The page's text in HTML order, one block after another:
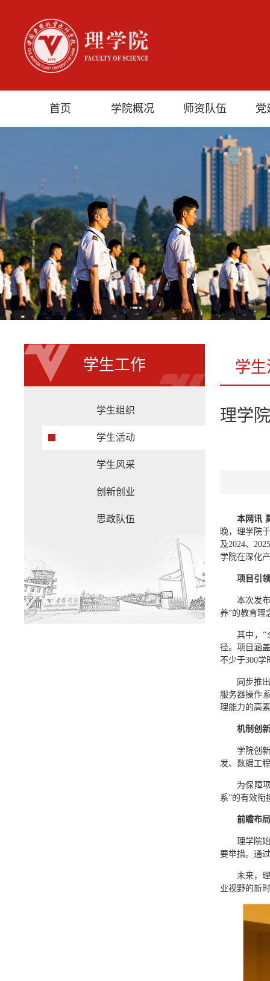
首页 学院概况 师资队伍 党
学生工作
学生组织
学生活动
学生风采
创新创业
思政队伍
学
理学
本网讯
晚，理学院
及2024、
学院在深化
项目引
本次发
养”的教育理
其中，
径。项目涵
不少于300学
同步推
服务器操作
理能力的高
机制创
学院创
发、数据工
为保障
系”的有效衔
前瞻布
理学院
要举措。通
未来，
业视野的新